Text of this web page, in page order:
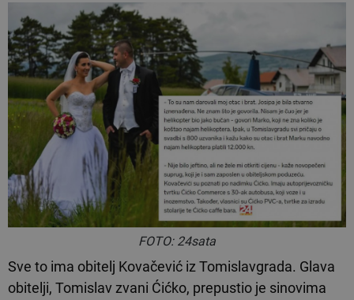
FOTO: 24sata
Sve to ima obitelj Kovačević iz Tomislavgrada. Glava
obitelji, Tomislav zvani Ćićko, prepustio je sinovima